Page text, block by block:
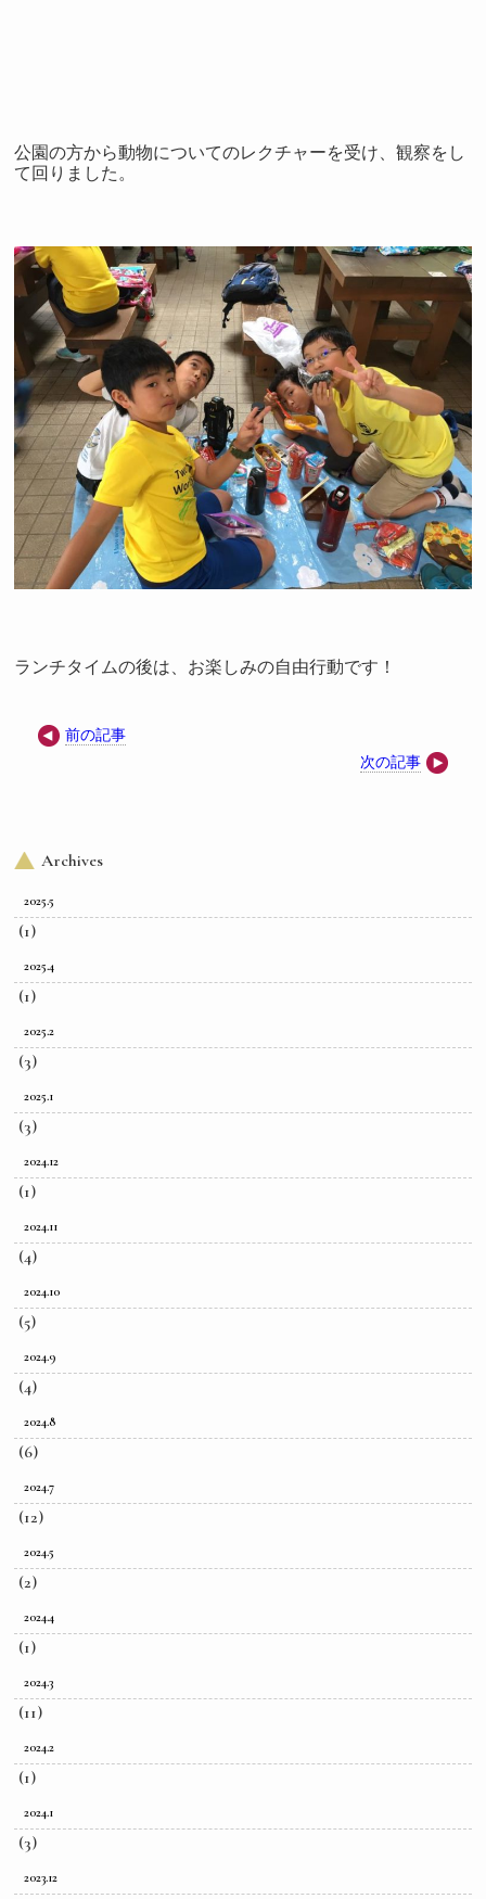
公園の方から動物についてのレクチャーを受け、観察をし
て回りました。
ランチタイムの後は、お楽しみの自由行動です！
前の記事
次の記事
Archives
2025.5
(1)
2025.4
(1)
2025.2
(3)
2025.1
(3)
2024.12
(1)
2024.11
(4)
2024.10
(5)
2024.9
(4)
2024.8
(6)
2024.7
(12)
2024.5
(2)
2024.4
(1)
2024.3
(11)
2024.2
(1)
2024.1
(3)
2023.12